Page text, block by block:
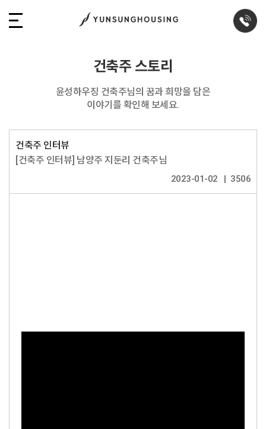
건축주 스토리
윤성하우징 건축주님의 꿈과 희망을 담은
이야기를 확인해 보세요.
건축주 인터뷰
[건축주 인터뷰] 남양주 지둔리 건축주님
2023-01-02 3506